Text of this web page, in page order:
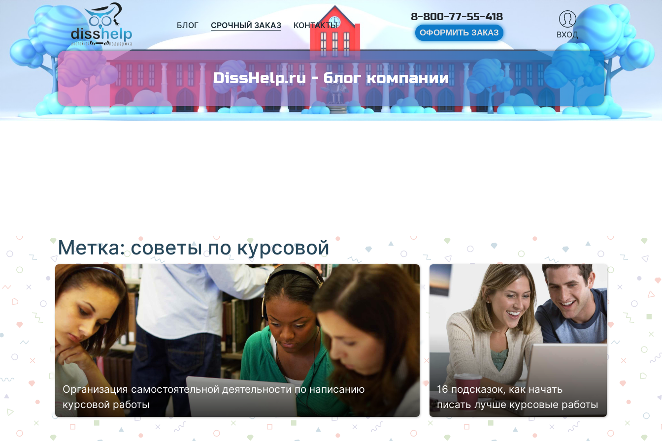
БЛОГ СРОЧНЫЙ ЗАКАЗ КОНТАКТЫ
8-800-77-55-418
ОФОРМИТЬ ЗАКАЗ ВХОД
DissHelp.ru - блог компании
Метка:советы по курсовой
Организация самостоятельной деятельности по написанию
курсовой работы
Каждая образовательная программа предусматривает не только обязательное
16 подсказок, как начать
писать лучше курсовые работы
Написанием курсовых работ могут